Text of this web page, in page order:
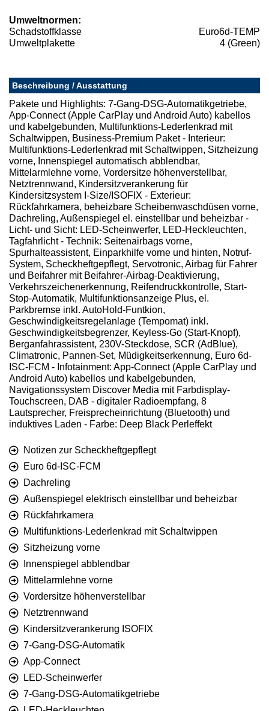
Umweltnormen:
Schadstoffklasse
Euro6d-TEMP
Umweltplakette
4 (Green)
Beschreibung / Ausstattung
Pakete und Highlights: 7-Gang-DSG-Automatikgetriebe,
App-Connect (Apple CarPlay und Android Auto) kabellos
und kabelgebunden, Multifunktions-Lederlenkrad mit
Schaltwippen, Business-Premium Paket - Interieur:
Multifunktions-Lederlenkrad mit Schaltwippen, Sitzheizung
vorne, Innenspiegel automatisch abblendbar,
Mittelarmlehne vorne, Vordersitze höhenverstellbar,
Netztrennwand, Kindersitzverankerung für
Kindersitzsystem I-Size/ISOFIX - Exterieur:
Rückfahrkamera, beheizbare Scheibenwaschdüsen vorne,
Dachreling, Außenspiegel el. einstellbar und beheizbar -
Licht- und Sicht: LED-Scheinwerfer, LED-Heckleuchten,
Tagfahrlicht - Technik: Seitenairbags vorne,
Spurhalteassistent, Einparkhilfe vorne und hinten, Notruf-
System, Scheckheftgepflegt, Servotronic, Airbag für Fahrer
und Beifahrer mit Beifahrer-Airbag-Deaktivierung,
Verkehrszeichenerkennung, Reifendruckkontrolle, Start-
Stop-Automatik, Multifunktionsanzeige Plus, el.
Parkbremse inkl. AutoHold-Funtkion,
Geschwindigkeitsregelanlage (Tempomat) inkl.
Geschwindigkeitsbegrenzer, Keyless-Go (Start-Knopf),
Berganfahrassistent, 230V-Steckdose, SCR (AdBlue),
Climatronic, Pannen-Set, Müdigkeitserkennung, Euro 6d-
ISC-FCM - Infotainment: App-Connect (Apple CarPlay und
Android Auto) kabellos und kabelgebunden,
Navigationssystem Discover Media mit Farbdisplay-
Touchscreen, DAB - digitaler Radioempfang, 8
Lautsprecher, Freisprecheinrichtung (Bluetooth) und
induktives Laden - Farbe: Deep Black Perleffekt
Notizen zur Scheckheftgepflegt
Euro 6d-ISC-FCM
Dachreling
Außenspiegel elektrisch einstellbar und beheizbar
Rückfahrkamera
Multifunktions-Lederlenkrad mit Schaltwippen
Sitzheizung vorne
Innenspiegel abblendbar
Mittelarmlehne vorne
Vordersitze höhenverstellbar
Netztrennwand
Kindersitzverankerung ISOFIX
7-Gang-DSG-Automatik
App-Connect
LED-Scheinwerfer
7-Gang-DSG-Automatikgetriebe